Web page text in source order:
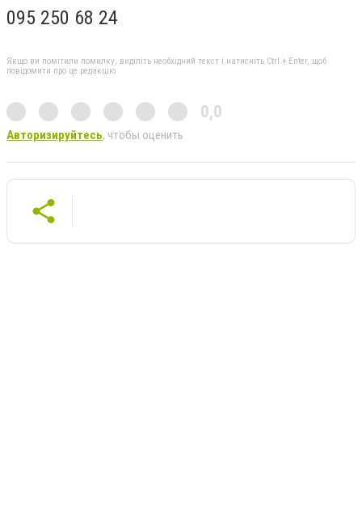
095 250 68 24
Якщо ви помітили помилку, виділіть необхідний текст і натисніть Ctrl + Enter, щоб
повідомити про це редакцію
0,0
Авторизируйтесь, чтобы оценить